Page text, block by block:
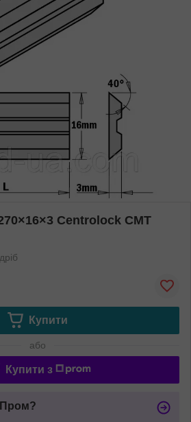
Centrolock CMT
Купити
або
Купити з
Пром?